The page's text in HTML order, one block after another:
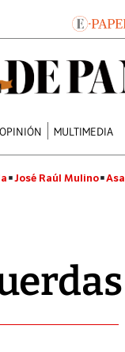
OPINIÓN MULTIMEDIA
José Raúl Mulino